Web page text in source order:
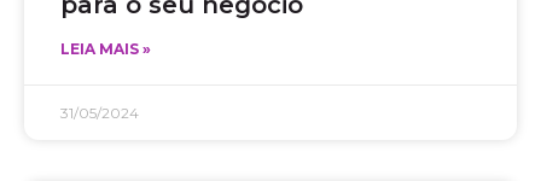
LEIA MAIS »
31/05/2024